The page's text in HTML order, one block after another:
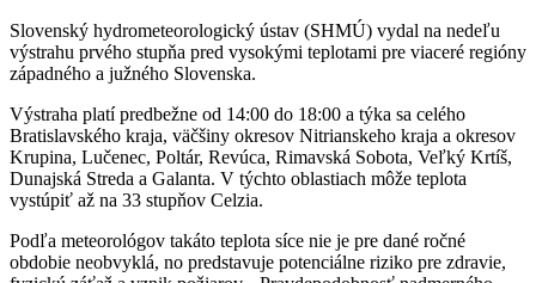
Slovenský hydrometeorologický ústav (SHMÚ) vydal na nedeľu
výstrahu prvého stupňa pred vysokými teplotami pre viaceré regióny
západného a južného Slovenska.
Výstraha platí predbežne od 14:00 do 18:00 a týka sa celého
Bratislavského kraja, väčšiny okresov Nitrianskeho kraja a okresov
Krupina, Lučenec, Poltár, Revúca, Rimavská Sobota, Veľký Krtíš,
Dunajská Streda a Galanta. V týchto oblastiach môže teplota
vystúpiť až na 33 stupňov Celzia.
Podľa meteorológov takáto teplota síce nie je pre dané ročné
obdobie neobvyklá, no predstavuje potenciálne riziko pre zdravie,